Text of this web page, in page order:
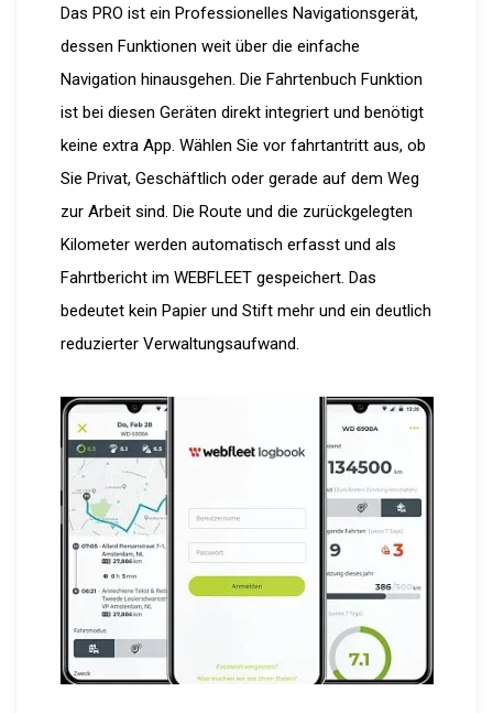
Das PRO ist ein Professionelles Navigationsgerät,
dessen Funktionen weit über die einfache
Navigation hinausgehen. Die Fahrtenbuch Funktion
ist bei diesen Geräten direkt integriert und benötigt
keine extra App. Wählen Sie vor fahrtantritt aus, ob
Sie Privat, Geschäftlich oder gerade auf dem Weg
zur Arbeit sind. Die Route und die zurückgelegten
Kilometer werden automatisch erfasst und als
Fahrtbericht im WEBFLEET gespeichert. Das
bedeutet kein Papier und Stift mehr und ein deutlich
reduzierter Verwaltungsaufwand.